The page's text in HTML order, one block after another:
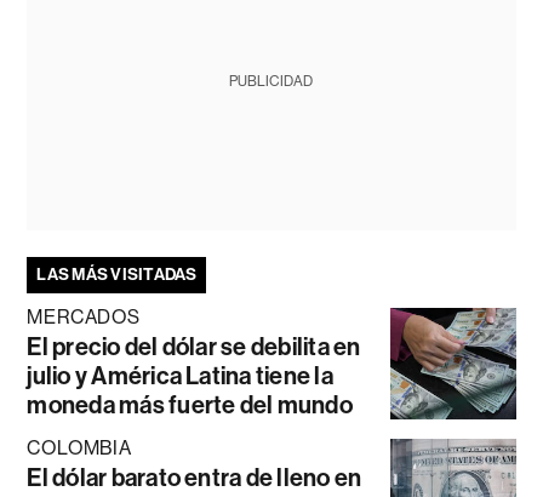
PUBLICIDAD
LAS MÁS VISITADAS
MERCADOS
El precio del dólar se debilita en
julio y América Latina tiene la
moneda más fuerte del mundo
COLOMBIA
El dólar barato entra de lleno en